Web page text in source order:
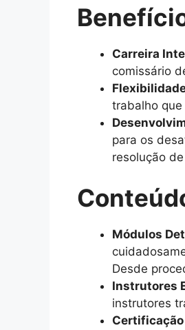
Carreira
comissário
trabalho
para os
resolução
Módulos
Desde
Instrutores
instrutores
Certificação